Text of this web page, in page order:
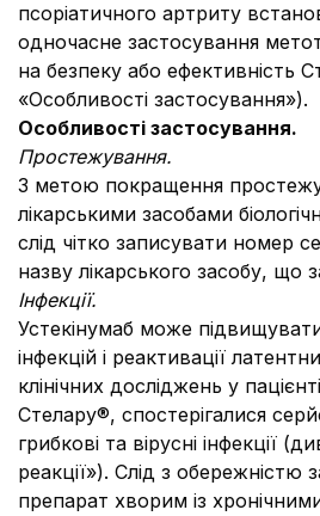
псоріатичного артриту
одночасне застосування
на безпеку або ефективність
«Особливості застосування»).
Особливості застосування.
Простежування.
З метою покращення
лікарськими засобами
слід чітко записувати номер
назву лікарського засобу, що
Інфекції.
Устекінумаб може
інфекцій і реактивації
клінічних досліджень у
Стелару®, спостерігалися
грибкові та вірусні інфекції
реакції»). Слід з обережністю
препарат хворим із